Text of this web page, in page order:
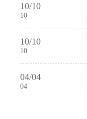
10/10
10
10/10
10
04/04
04